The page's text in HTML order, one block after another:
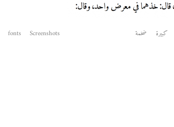
fonts Screenshots كبيرة ضخمة